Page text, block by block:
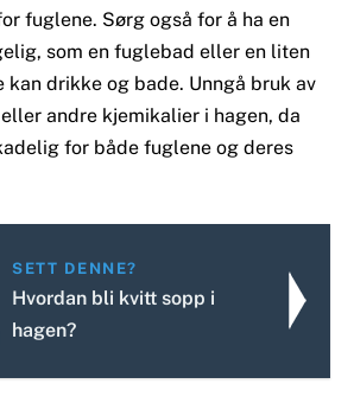
fuglene. Sørg også for å ha en
som en fuglebad eller en liten
kan drikke og bade. Unngå bruk av
andre kjemikalier i hagen, da
for både fuglene og deres
SETT DENNE?
Hvordan bli kvitt sopp i
hagen?